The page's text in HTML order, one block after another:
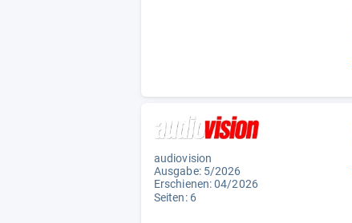
audiovision
Ausgabe: 5/2026
Erschienen:04/2026
Seiten: 6